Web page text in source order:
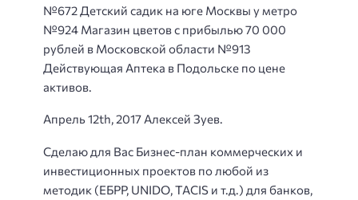
№672 Детский садик на юге Москвы у метро
№924 Магазин цветов с прибылью 70 000
рублей в Московской области №913
Действующая Аптека в Подольске по цене
активов.
Апрель 12th, 2017 Алексей Зуев.
Сделаю для Вас Бизнес-план коммерческих и
инвестиционных проектов по любой из
методик (ЕБРР, UNIDO, TAСIS и т.д.) для банков,